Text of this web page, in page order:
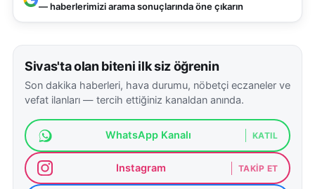
— haberlerimizi arama sonuçlarında öne çıkarın
Sivas'ta olan biteni ilk siz öğrenin
Son dakika haberleri, hava durumu, nöbetçi eczaneler ve
vefat ilanları — tercih ettiğiniz kanaldan anında.
WhatsApp Kanalı KATIL
Instagram TAKIP ET